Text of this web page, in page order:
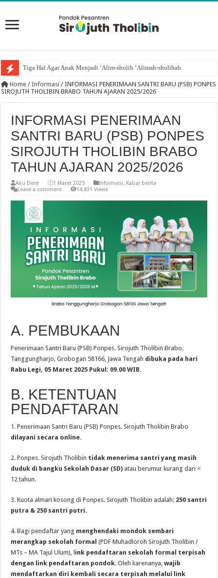
Tiga Hal Agar Anak Menjadi ‘Alim-sholih ‘Alimah-sholihah
Kesuksesan Anak Ditentukan Oleh Tiga Orang
Home / Informasi / INFORMASI PENERIMAAN SANTRI BARU (PSB) PONPES
SIROJUTH THOLIBIN BRABO TAHUN AJARAN 2025/2026
INFORMASI PENERIMAAN
SANTRI BARU (PSB) PONPES
SIROJUTH THOLIBIN BRABO
TAHUN AJARAN 2025/2026
Aku Dent 1 Maret 2025 Informasi, Kabar berita
Leave a comment
14,831 Views
A. PEMBUKAAN
Penerimaan Santri Baru (PSB) Ponpes. Sirojuth Tholibin Brabo,
Tanggungharjo, Grobogan 58166, Jawa Tengah dibuka pada hari
Rabu Legi, 05 Maret 2025 Pukul: 09.00 WIB.
B. KETENTUAN
PENDAFTARAN
1. Penerimaan Santri Baru (PSB) Ponpes. Sirojuth Tholibin Brabo
dilayani secara online.
2. Ponpes. Sirojuth Tholibin tidak menerima santri yang masih
duduk di bangku Sekolah Dasar (SD) atau berumur kurang dari <
12 tahun.
3. Kuota almari kosong di Ponpes. Sirojuth Tholibin adalah: 250 santri
putra & 250 santri putri.
4. Bagi pendaftar yang menghendaki mondok sembari
merangkap sekolah formal (PDF Muhadloroh Sirojuth Tholibin /
MTs – MA Tajul Ulum), l ink pendaftaran sekolah formal terpisah
dengan link pendaftaran pondok. Oleh karenanya,wajib
mendaftarkan diri kembali secara terpisah melalui link